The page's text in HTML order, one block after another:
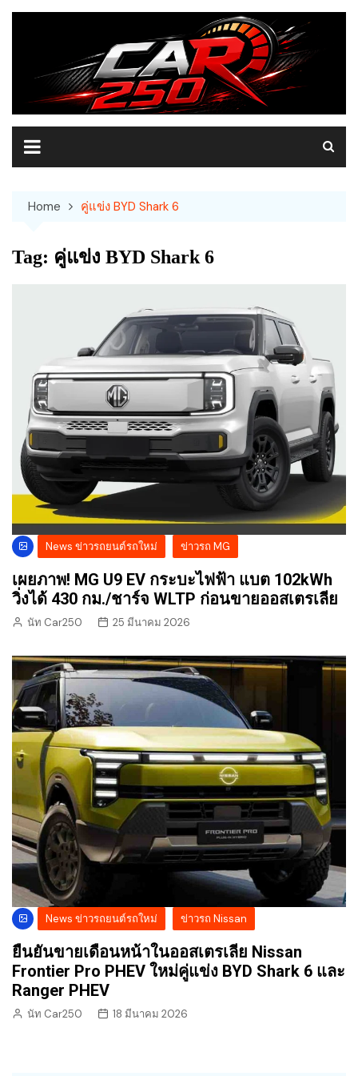
Skip
Home คู่แข่ง BYD Shark 6
Tag: คู่แข่ง BYD Shark 6
News ข่าวรถยนต์รถใหม่ ข่าวรถ MG
เผยภาพ! MG U9 EV กระบะไฟฟ้า แบต 102kWh
วิ่งได้ 430 กม./ชาร์จ WLTP ก่อนขายออสเตรเลีย
นัท Car250 25 มีนาคม 2026
News ข่าวรถยนต์รถใหม่ ข่าวรถ Nissan
ยืนยันขายเดือนหน้าในออสเตรเลีย Nissan
Frontier Pro PHEV ใหม่คู่แข่ง BYD Shark 6 และ
Ranger PHEV
นัท Car250 18 มีนาคม 2026